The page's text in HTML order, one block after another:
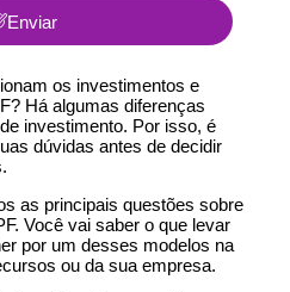
os investimentos e
Há algumas diferenças
investimento. Por isso, é
dúvidas antes de decidir
as principais questões sobre
Você vai saber o que levar
por um desses modelos na
ou da sua empresa.
Enviar